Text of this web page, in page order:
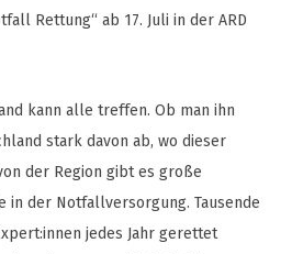
Rettung“ ab 17. Juli in der ARD
kann alle treffen. Ob man ihn
stark davon ab, wo dieser
der Region gibt es große
der Notfallversorgung. Tausende
jedes Jahr gerettet